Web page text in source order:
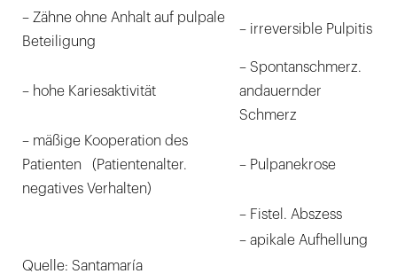
– Zähne ohne Anhalt auf pulpale
Beteiligung
– irreversible Pulpitis
– hohe Kariesaktivität
– Spontanschmerz.
andauernder
Schmerz
– mäßige Kooperation des
Patienten (Patientenalter.
negatives Verhalten)
– Pulpanekrose
– Fistel. Abszess
– apikale Aufhellung
Quelle: Santamaría